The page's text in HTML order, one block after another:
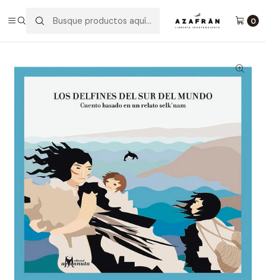
0
Los Delfines Del Sur Del Mundo